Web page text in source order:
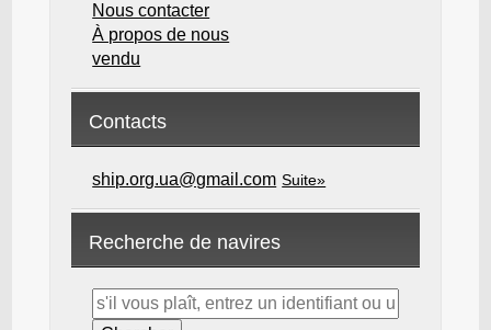
Nous contacter
À propos de nous
vendu
Contacts
ship.org.ua@gmail.com Suite»
Recherche de navires